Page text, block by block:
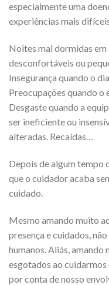
especialmente uma
experiências mais
Noites mal dormidas
desconfortáveis ou
Insegurança quando o
Preocupações quando o
Desgaste quando a
ser ineficiente ou
alteradas. Recaídas…
Depois de algum tempo
que o cuidador acaba
cuidado.
Mesmo amando muito
presença e cuidados,
humanos. Aliás,
esgotados ao cuidarmos
por conta de nosso